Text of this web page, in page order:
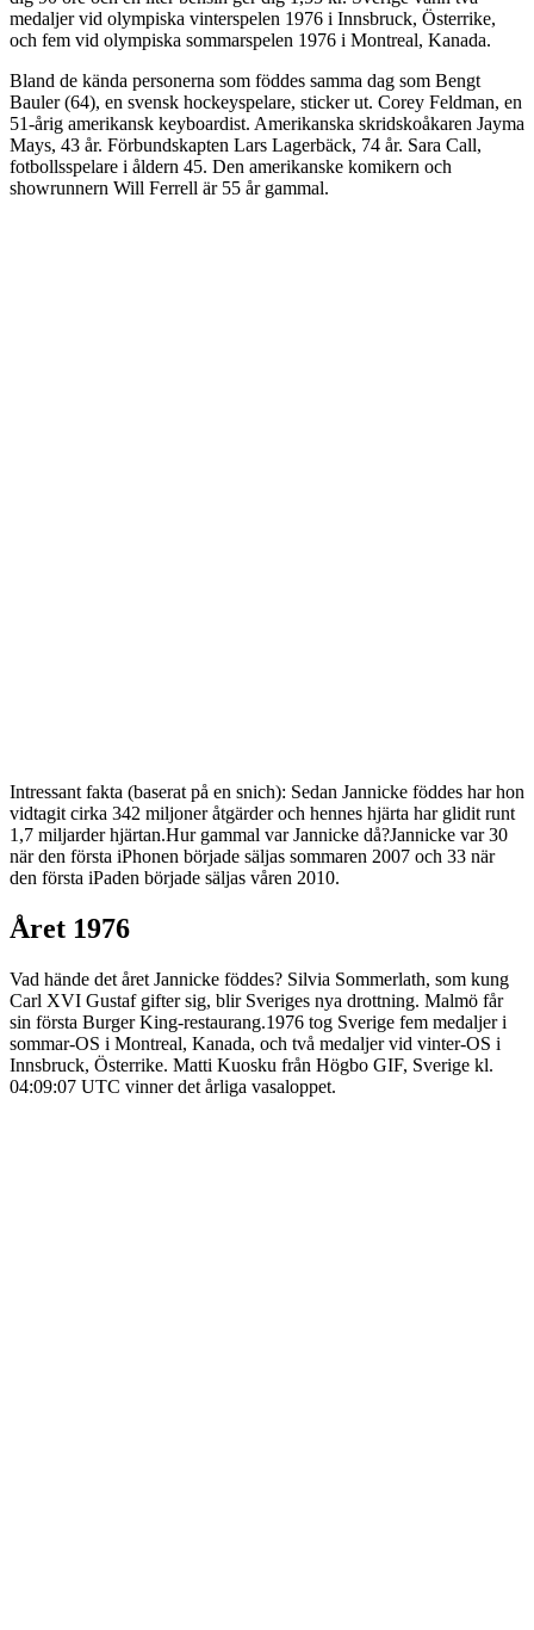
medaljer vid olympiska vinterspelen 1976 i Innsbruck, Österrike,
och fem vid olympiska sommarspelen 1976 i Montreal, Kanada.
Bland de kända personerna som föddes samma dag som Bengt
Bauler (64), en svensk hockeyspelare, sticker ut. Corey Feldman, en
51-årig amerikansk keyboardist. Amerikanska skridskoåkaren Jayma
Mays, 43 år. Förbundskapten Lars Lagerbäck, 74 år. Sara Call,
fotbollsspelare i åldern 45. Den amerikanske komikern och
showrunnern Will Ferrell är 55 år gammal.
Intressant fakta (baserat på en snich): Sedan Jannicke föddes har hon
vidtagit cirka 342 miljoner åtgärder och hennes hjärta har glidit runt
1,7 miljarder hjärtan.Hur gammal var Jannicke då?Jannicke var 30
när den första iPhonen började säljas sommaren 2007 och 33 när
den första iPaden började säljas våren 2010.
Året 1976
Vad hände det året Jannicke föddes? Silvia Sommerlath, som kung
Carl XVI Gustaf gifter sig, blir Sveriges nya drottning. Malmö får
sin första Burger King-restaurang.1976 tog Sverige fem medaljer i
sommar-OS i Montreal, Kanada, och två medaljer vid vinter-OS i
Innsbruck, Österrike. Matti Kuosku från Högbo GIF, Sverige kl.
04:09:07 UTC vinner det årliga vasaloppet.